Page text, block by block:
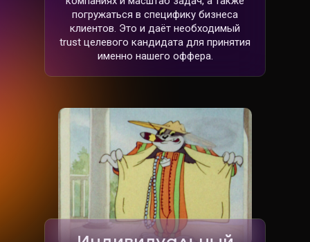
погружаться в специфику бизнеса
клиентов. Это и даёт необходимый
trust целевого кандидата для принятия
именно нашего оффера.